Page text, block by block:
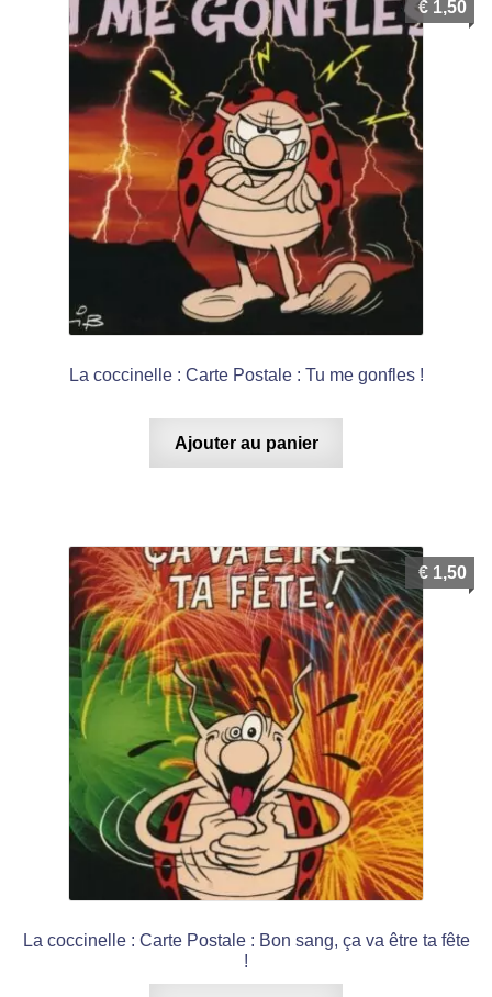
La coccinelle : Carte Postale : Tu me gonfles !
€ 1,50
Ajouter au panier
La coccinelle : Carte Postale : Bon sang, ça va être ta fête
!
€ 1,50